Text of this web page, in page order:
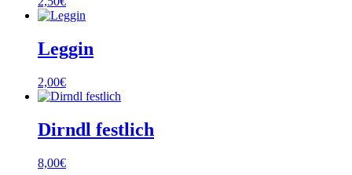
Leggin
2,00€
Dirndl festlich
8,00€